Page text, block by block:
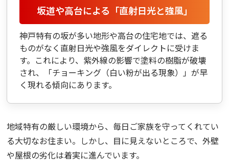
坂道や高台による「直射日光と強風」
神戸特有の坂が多い地形や高台の住宅地では、遮る
ものがなく直射日光や強風をダイレクトに受けま
す。これにより、紫外線の影響で塗料の樹脂が破壊
され、「チョーキング（白い粉が出る現象）」が早
く現れる傾向にあります。
地域特有の厳しい環境から、毎日ご家族を守ってくれてい
る大切なお住まい。しかし、目に見えないところで、外壁
や屋根の劣化は着実に進んでいます。